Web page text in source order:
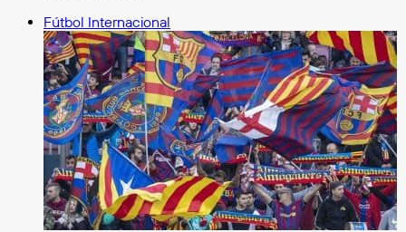
Fútbol Internacional